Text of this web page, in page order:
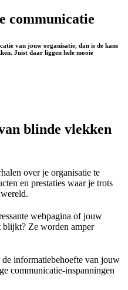
communicatie
van jouw organisatie, dan is de kans
Juist daar liggen hele mooie
blinde vlekken
over je organisatie te
en prestaties waar je trots
webpagina of jouw
Ze worden amper
de informatiebehoefte van jouw
communicatie-inspanningen